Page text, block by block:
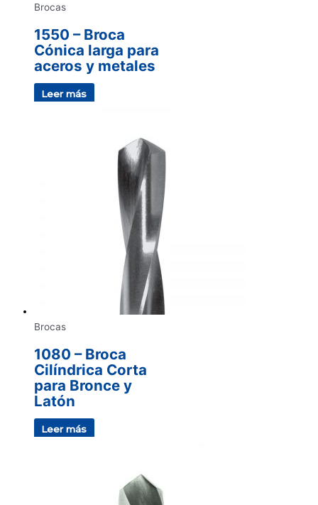
Brocas
1550 – Broca
Cónica larga para
aceros y metales
Leer más
Brocas
1080 – Broca
Cilíndrica Corta
para Bronce y
Latón
Leer más